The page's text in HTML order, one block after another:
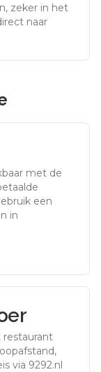
zeker in het
naar
met de
een
in
restaurant
via 9292.nl